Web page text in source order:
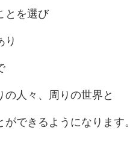
とを選び
り
の人々、周りの世界と
ができるようになります。